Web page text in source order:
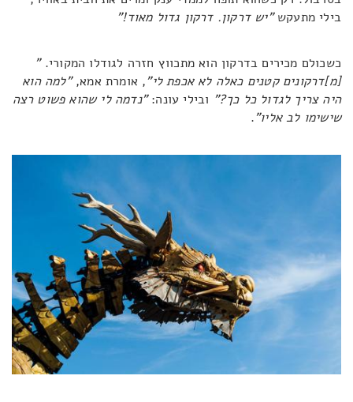
בילי מתעקש"יש דרקון. דרקון גדול מאוד!"
כשכולם מכירים בדרקון הוא מתכווץ חזרה לגודלו המקורי."
[מ]דרקונים קטנים כאלה לא אכפת לי", אומרת אמא,"למה הוא
היה צריך לגדול כל כך?" ובילי עונה:"נדמה לי שהוא פשוט רצה
שישימו לב אליו".